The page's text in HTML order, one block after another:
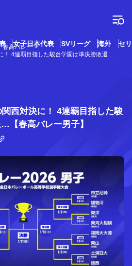
女子日本代表 SVリーグ 海外 セ
春高バレー
！ 4連覇目指した駿台学園は準決勝敗退…
西対決に！ 4連覇目指した駿
【春高バレー男子】